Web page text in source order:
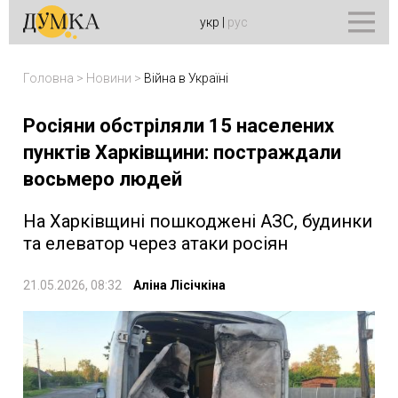
укр рус
Головна > Новини > Війна в Україні
Росіяни обстріляли 15 населених
пунктів Харківщини: постраждали
восьмеро людей
На Харківщині пошкоджені АЗС, будинки
та елеватор через атаки росіян
21.05.2026, 08:32 Аліна Лісічкіна